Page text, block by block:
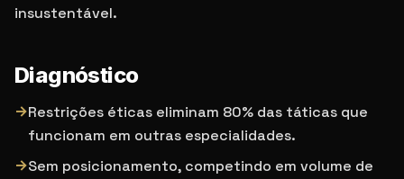
insustentável.
Diagnóstico
→Restrições éticas eliminam 80% das táticas que
funcionam em outras especialidades.
→Sem posicionamento, competindo em volume de